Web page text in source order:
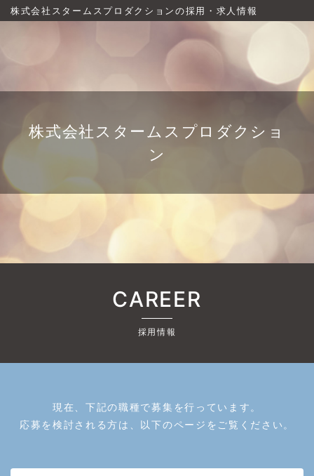
株式会社スタームスプロダクションの採用・求人情報
株式会社スタームスプロダクショ
ン
CAREER
採用情報
現在、下記の職種で募集を行っています。
応募を検討される方は、以下のページをご覧ください。